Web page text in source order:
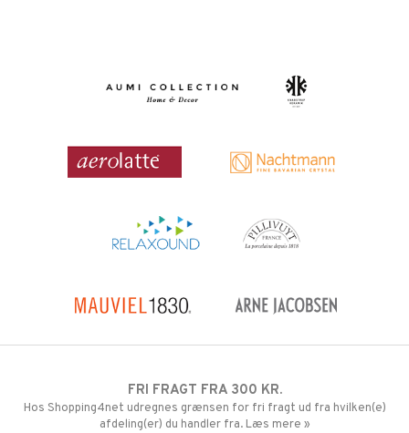
FRI FRAGT FRA 300 KR.
Hos Shopping4net udregnes grænsen for fri fragt ud fra hvilken(e)
afdeling(er) du handler fra. Læs mere »